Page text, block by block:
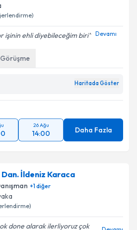
işinin ehli diyebileceğim biri Devamı
Haritada Göster
26 Ağu
14:00 Daha Fazla
Dan. İldeniz Karaca
+1diğer
done alarak ilerliyoruz çok